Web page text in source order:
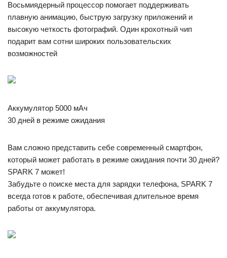
Восьмиядерный процессор помогает поддерживать
плавную анимацию, быструю загрузку приложений и
высокую четкость фотографий. Один крохотный чип
подарит вам сотни широких пользовательских
возможностей
Аккумулятор 5000 мАч
30 дней в режиме ожидания
Вам сложно представить себе современный смартфон,
который может работать в режиме ожидания почти 30 дней?
SPARK 7 может!
Забудьте о поиске места для зарядки телефона, SPARK 7
всегда готов к работе, обеспечивая длительное время
работы от аккумулятора.